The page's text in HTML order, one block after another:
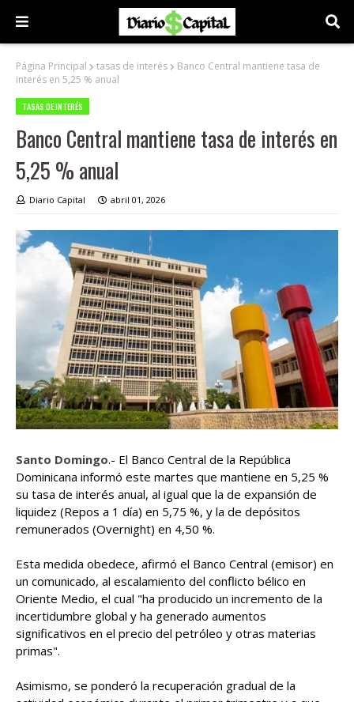
Página Principal tasas de interés
Banco Central mantiene tasa de
interés en 5,25 % anual
TASAS DE INTERÉS
Banco Central mantiene tasa de interés en
5,25 % anual
Diario Capital abril 01, 2026
Santo Domingo.- El Banco Central de la República
Dominicana informó este martes que mantiene en 5,25 %
su tasa de interés anual, al igual que la de expansión de
liquidez (Repos a 1 día) en 5,75 %, y la de depósitos
remunerados (Overnight) en 4,50 %.
Esta medida obedece, afirmó el Banco Central (emisor) en
un comunicado, al escalamiento del conflicto bélico en
Oriente Medio, el cual "ha producido un incremento de la
incertidumbre global y ha generado aumentos
significativos en el precio del petróleo y otras materias
primas".
Asimismo, se ponderó la recuperación gradual de la